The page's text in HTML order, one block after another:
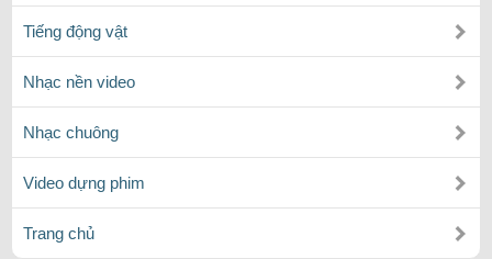
Tiếng động vật
Nhạc nền video
Nhạc chuông
Video dựng phim
Trang chủ